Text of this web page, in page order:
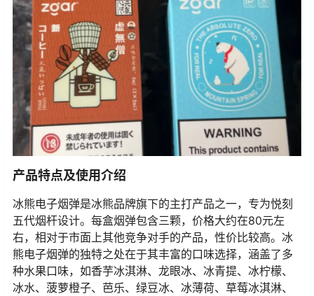
产品特点及使用介绍
冰熊电子烟弹是冰熊品牌旗下的主打产品之一，专为悦刻
五代烟杆设计。每盒烟弹包含三颗，价格大约在80元左
右，相对于市面上其他竞争对手的产品，性价比较高。冰
熊电子烟弹的独特之处在于其丰富的口味选择，涵盖了多
种水果口味，如香芋冰淇淋、龙眼冰、冰青提、冰柠檬、
冰水、菠萝橙子、芭乐、绿豆冰、冰薄荷、草莓冰淇淋、